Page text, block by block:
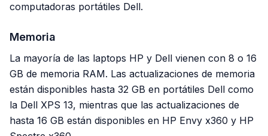
computadoras portátiles Dell.
Memoria
La mayoría de las laptops HP y Dell vienen con 8 o 16
GB de memoria RAM. Las actualizaciones de memoria
están disponibles hasta 32 GB en portátiles Dell como
la Dell XPS 13, mientras que las actualizaciones de
hasta 16 GB están disponibles en HP Envy x360 y HP